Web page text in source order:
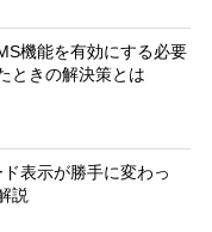
機能を有効にする必要
ときの解決策とは
表示が勝手に変わっ
説